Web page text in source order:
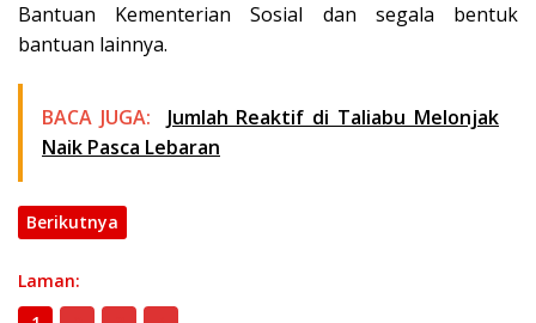
Bantuan Kementerian Sosial dan segala bentuk
bantuan lainnya.
BACA JUGA:
Jumlah Reaktif di Taliabu Melonjak
Naik Pasca Lebaran
Berikutnya
Laman: